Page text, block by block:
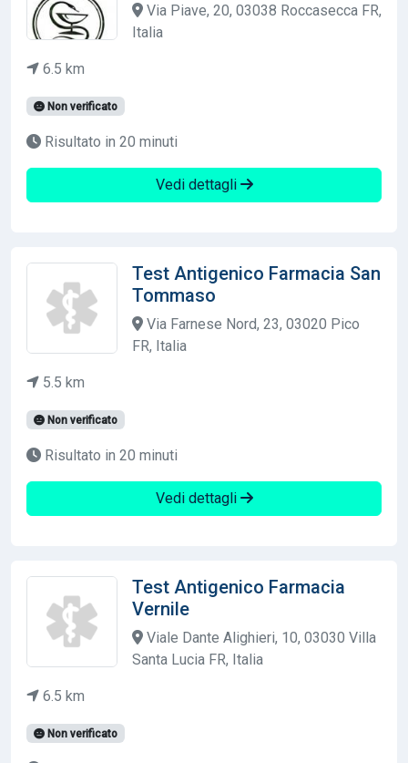
Via Piave, 20, 03038 Roccasecca FR,
Italia
6.5 km
Non verificato
Risultato in 20 minuti
Vedi dettagli
Test Antigenico Farmacia San
Tommaso
Via Farnese Nord, 23, 03020 Pico
FR, Italia
5.5 km
Non verificato
Risultato in 20 minuti
Vedi dettagli
Test Antigenico Farmacia
Vernile
Viale Dante Alighieri, 10, 03030 Villa
Santa Lucia FR, Italia
6.5 km
Non verificato